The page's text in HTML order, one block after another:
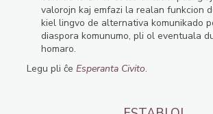
valorojn kaj emfazi la realan funkcion
kiel lingvo de alternativa komunikado
diaspora komunumo, pli ol eventuala
homaro.
Legu pli ĉe Esperanta Civito.